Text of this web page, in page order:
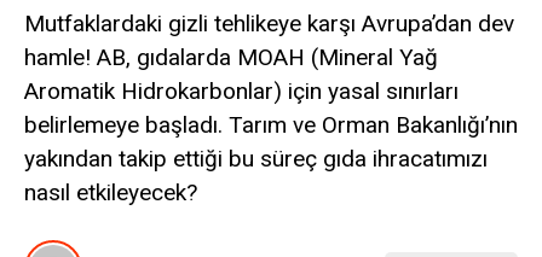
Mutfaklardaki gizli tehlikeye karşı Avrupa’dan dev
hamle! AB, gıdalarda MOAH (Mineral Yağ
Aromatik Hidrokarbonlar) için yasal sınırları
belirlemeye başladı. Tarım ve Orman Bakanlığı’nın
yakından takip ettiği bu süreç gıda ihracatımızı
nasıl etkileyecek?